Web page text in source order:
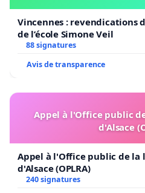
Vincennes : revendications
de l’école Simone Veil
88 signatures
Avis de transparence
Appel à l'Office public
d'Alsace
Appel à l'Office public de la
d'Alsace (OPLRA)
240 signatures